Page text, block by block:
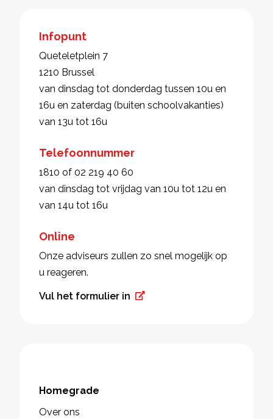
Infopunt
Queteletplein 7
1210 Brussel
van dinsdag tot donderdag tussen 10u en
16u en zaterdag (buiten schoolvakanties)
van 13u tot 16u
Telefoonnummer
1810 of 02 219 40 60
van dinsdag tot vrijdag van 10u tot 12u en
van 14u tot 16u
Online
Onze adviseurs zullen zo snel mogelijk op
u reageren.
Vul het formulier in
Homegrade
Over ons